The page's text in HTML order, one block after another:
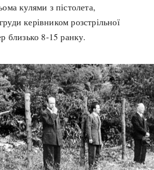
кулями з пістолета,
керівником розстрільної
близько 8-15 ранку.